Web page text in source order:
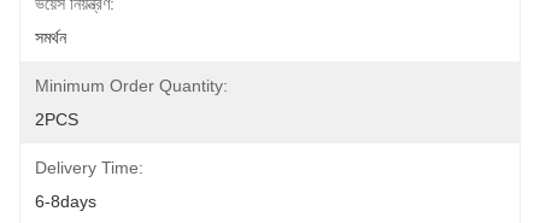
সমর্থন
Minimum Order Quantity:
2PCS
Delivery Time:
6-8days